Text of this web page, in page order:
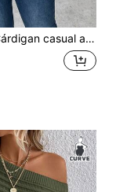
casual abierto de talla grande, estilo minimalista para uso diario, para el invierno